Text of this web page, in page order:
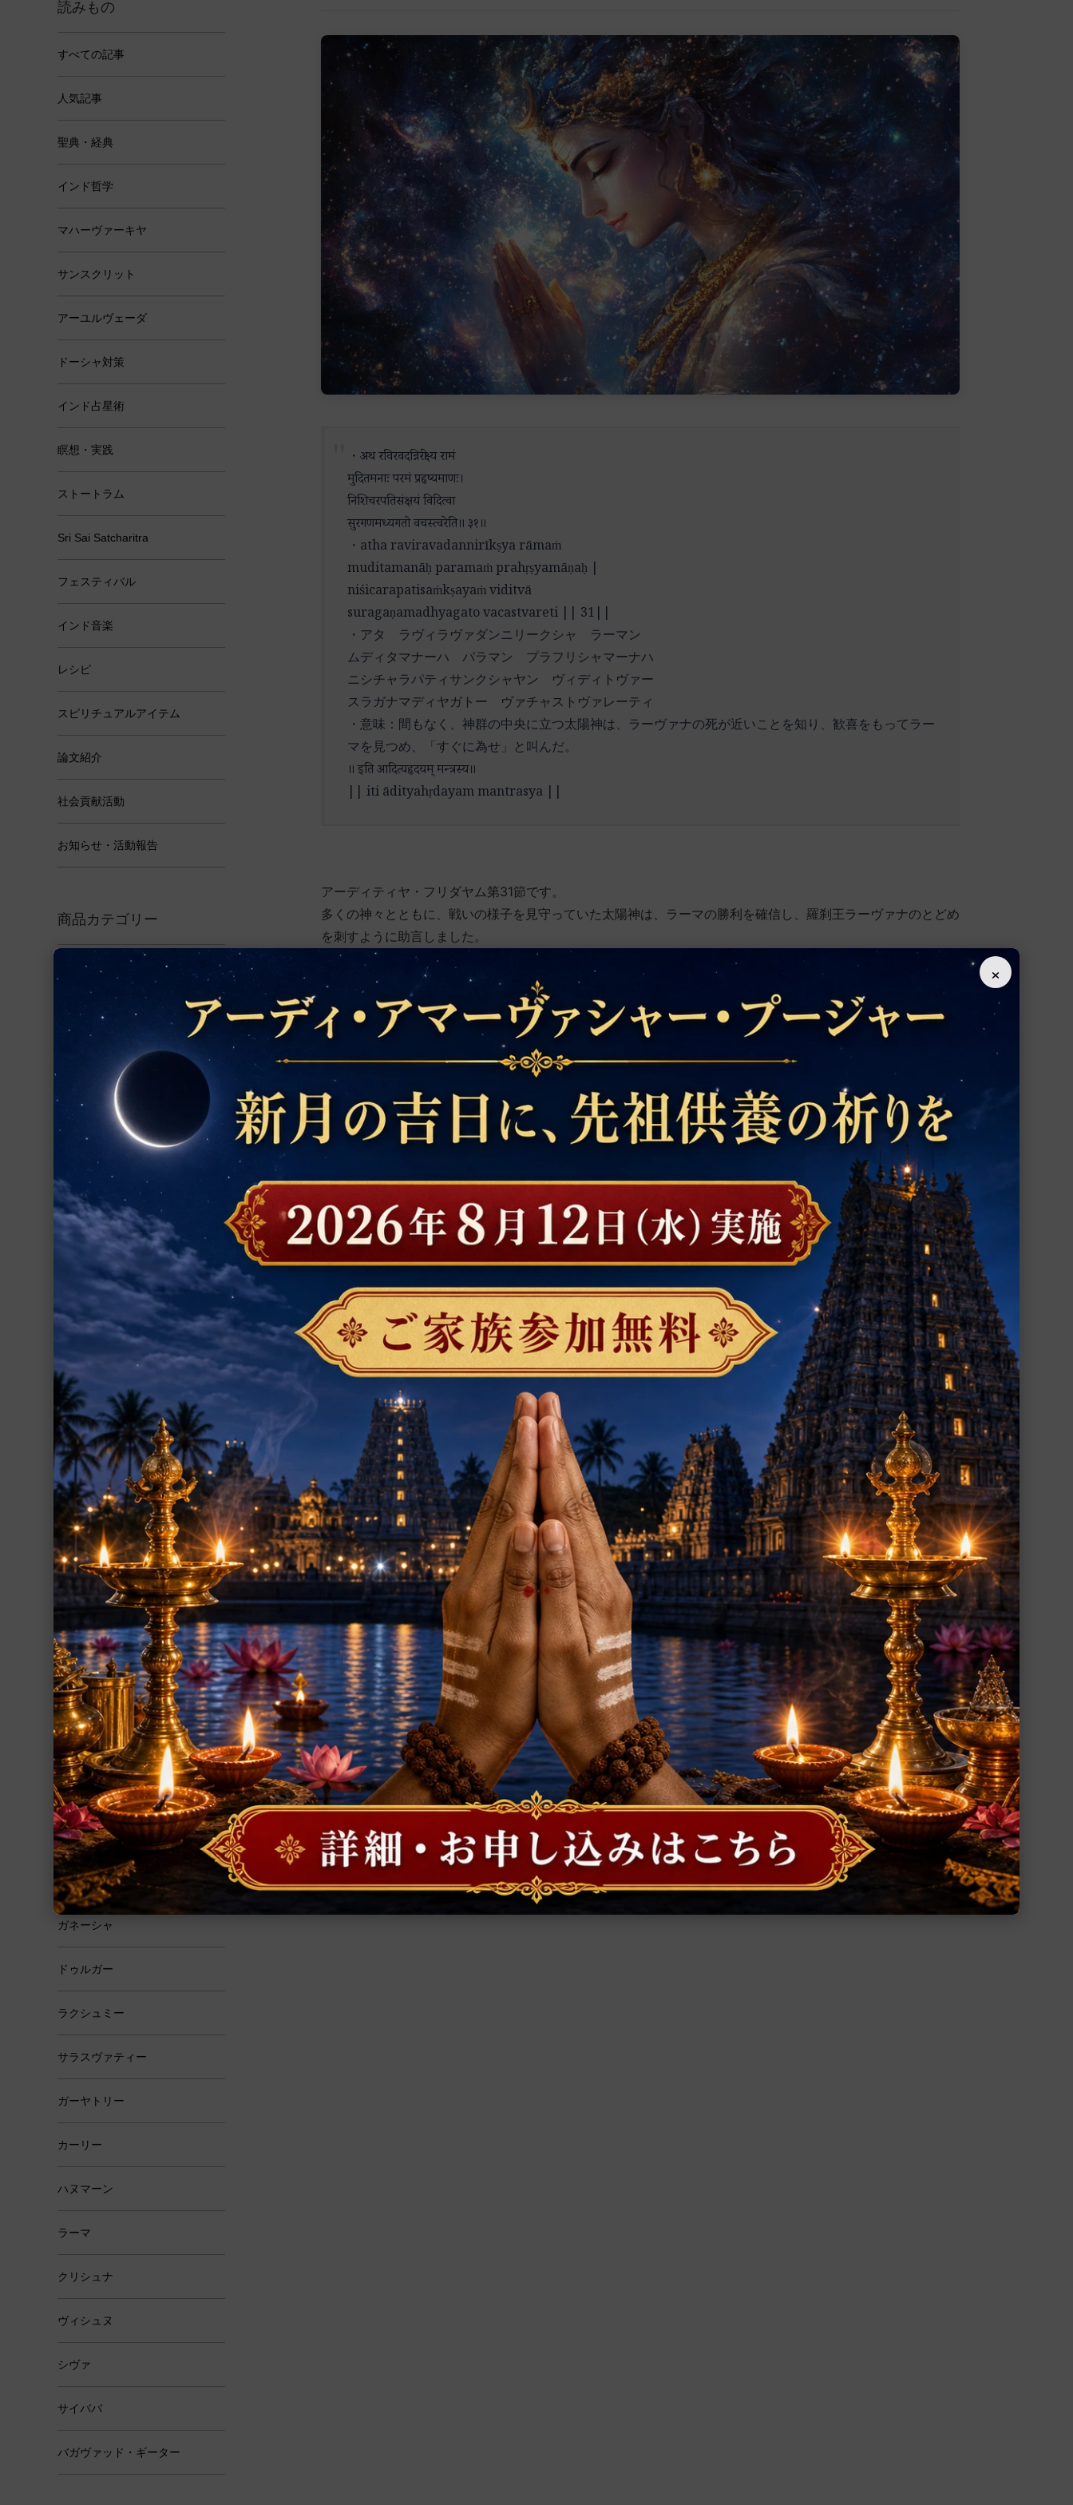
・ अथ रविरवदन्निरीक्ष्य रामं
मुदितमनाः परमं प्रहृष्यमाणः।
निशिचरपतिसंक्षयं विदित्वा
सुरगणमध्यगतो वचस्त्वरेति॥ ३१॥
・atha raviravadannirīkṣya rāmaṁ
muditamanāḥ paramaṁ prahṛṣyamāṇaḥ |
niśicarapatisaṁkṣayaṁ viditvā
suragaṇamadhyagato vacastvareti || 31||
・アタ ラヴィラヴァダンニリークシャ ラーマン
ムディタマナーハ パラマン プラフリシャマーナハ
ニシチャラパティサンクシャヤン ヴィディトヴァー
スラガナマディヤガトー ヴァチャストヴァレーティ
・意味：間もなく、神群の中央に立つ太陽神は、ラーヴァナの死が近いことを知り、歓喜をもってラー
マを見つめ、「すぐに為せ」と叫んだ。
॥ इति आदित्यहृदयम् मन्त्रस्य॥
|| iti ādityahṛdayam mantrasya ||
アーディティヤ・フリダヤム第31節です。
多くの神々とともに、戦いの様子を見守っていた太陽神は、ラーマの勝利を確信し、羅刹王ラーヴァナのとどめ
を刺すように助言しました。
ここで、ラーマーヤナ(6.107.1-31)に収録されているアーディティヤ・フリダヤム篇が終わります。
前の記事
アーディティヤ・フリダヤム第30節 リンガーシュタカム（リンガ・アシュタカム）
関連記事
アーディティヤ・フリダヤム——
勝利と再生をもたらす太陽の秘法
2026年01月06日
インドの神々が教える「朝の習
慣」：アーディティヤへの祈りで
一日をポジティブに始める方法
2026年01月06日
アーディティヤ・フリダヤム第30
2009年12月11日
記事一覧に戻る
読みもの
すべての記事
人気記事
聖典・経典
インド哲学
マハーヴァーキヤ
サンスクリット
アーユルヴェーダ
ドーシャ対策
インド占星術
瞑想・実践
ストートラム
Sri Sai Satcharitra
フェスティバル
インド音楽
レシピ
スピリチュアルアイテム
論文紹介
社会貢献活動
お知らせ・活動報告
商品カテゴリー
アクセサリー
置物
お香
プージャー用品
プージャー・サービス
ファブリック
ヨーガ
書籍
ポスター
シーズインディア支援事業
その他
インド占星術
繁栄・開運
厄除開運
恋愛・結婚
学問・芸術
霊性
ガネーシャ
ドゥルガー
ラクシュミー
サラスヴァティー
ガーヤトリー
カーリー
ハヌマーン
ラーマ
クリシュナ
ヴィシュヌ
シヴァ
サイババ
バガヴァッド・ギーター
×